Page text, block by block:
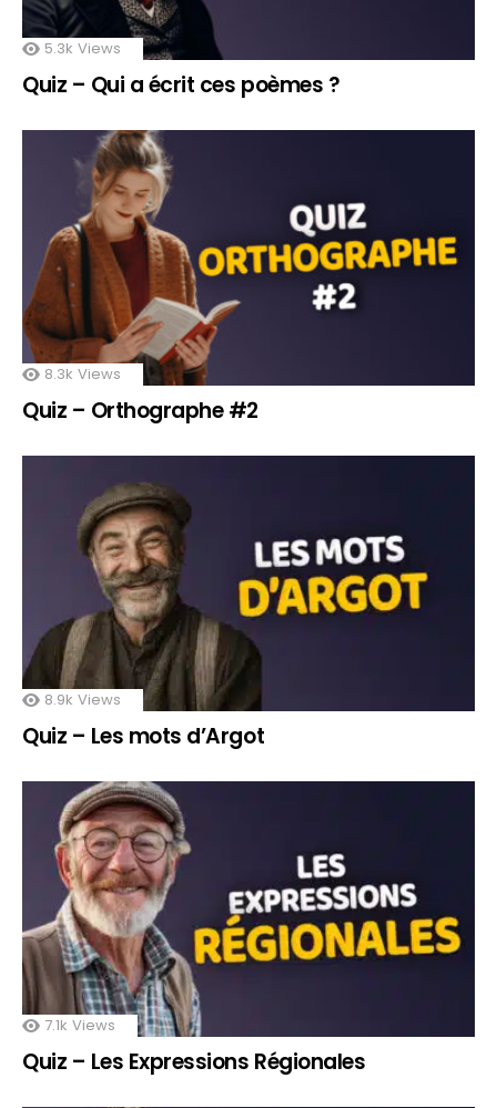
5.3k Views
Quiz – Qui a écrit ces poèmes ?
8.3k Views
Quiz – Orthographe #2
8.9k Views
Quiz – Les mots d’Argot
7.1k Views
Quiz – Les Expressions Régionales